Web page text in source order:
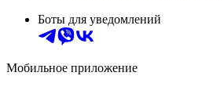
Боты для уведомлений
Мобильное приложение